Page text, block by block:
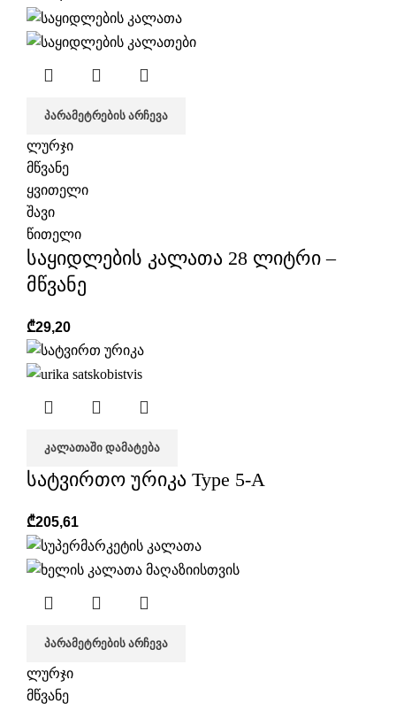
ᲞᲐᲠᲐᲛᲔᲢᲠᲔᲑᲘᲡ ᲐᲠᲩᲔᲕᲐ
ლურჯი
მწვანე
ყვითელი
შავი
წითელი
საყიდლების კალათა 28 ლიტრი –
მწვანე
₾29,20
ᲙᲐᲚᲐᲗᲐᲨᲘ ᲓᲐᲛᲐᲢᲔᲑᲐ
სატვირთო ურიკა Type 5-A
₾205,61
ᲞᲐᲠᲐᲛᲔᲢᲠᲔᲑᲘᲡ ᲐᲠᲩᲔᲕᲐ
ლურჯი
მწვანე